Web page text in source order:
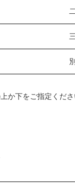
か下をご指定くださ